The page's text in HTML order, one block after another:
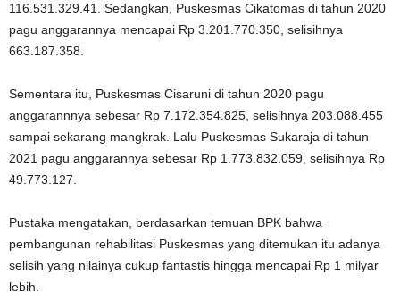
116.531.329.41. Sedangkan, Puskesmas Cikatomas di tahun 2020
pagu anggarannya mencapai Rp 3.201.770.350, selisihnya
663.187.358.
Sementara itu, Puskesmas Cisaruni di tahun 2020 pagu
anggarannnya sebesar Rp 7.172.354.825, selisihnya 203.088.455
sampai sekarang mangkrak. Lalu Puskesmas Sukaraja di tahun
2021 pagu anggarannya sebesar Rp 1.773.832.059, selisihnya Rp
49.773.127.
Pustaka mengatakan, berdasarkan temuan BPK bahwa
pembangunan rehabilitasi Puskesmas yang ditemukan itu adanya
selisih yang nilainya cukup fantastis hingga mencapai Rp 1 milyar
lebih.